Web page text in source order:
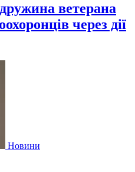
ветерана
через дії
Новини